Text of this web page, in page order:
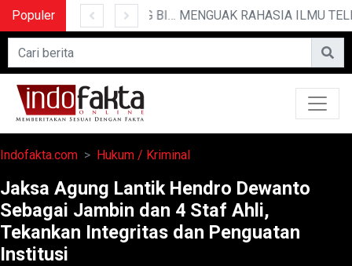
Populer MENGUAK RAHASIA ILMU TELEPATI
Indofakta.com Hukum / Kriminal
Jaksa Agung Lantik Hendro Dewanto
Sebagai Jambin dan 4 Staf Ahli,
Tekankan Integritas dan Penguatan
Institusi